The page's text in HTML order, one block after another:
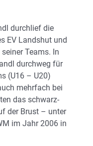
durchlief die
EV Landshut und
Teams. In
durchweg für
(U16 – U20)
mehrfach bei
das schwarz-
der Brust – unter
im Jahr 2006 in